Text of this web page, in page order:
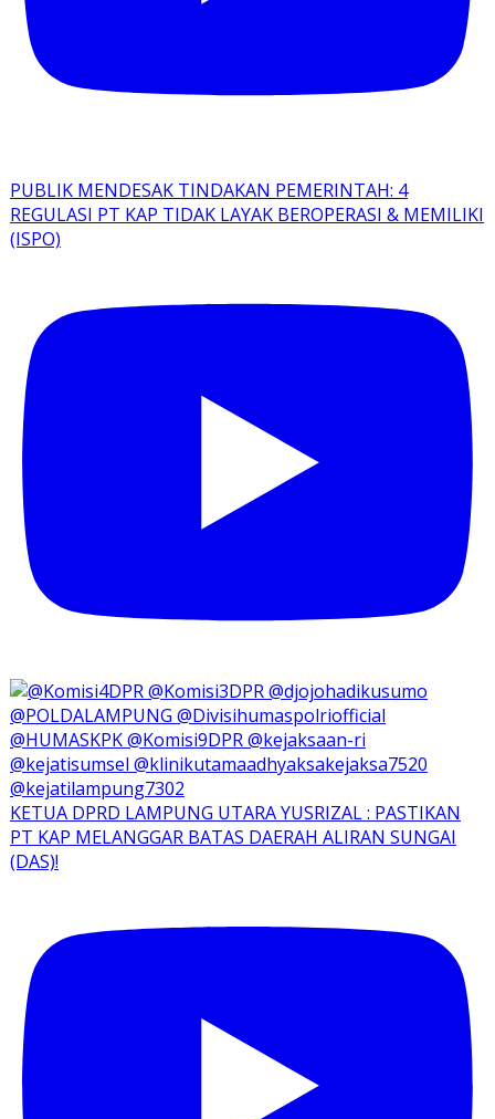
PUBLIK MENDESAK TINDAKAN PEMERINTAH: 4
REGULASI PT KAP TIDAK LAYAK BEROPERASI & MEMILIKI
(ISPO)
KETUA DPRD LAMPUNG UTARA YUSRIZAL : PASTIKAN
PT KAP MELANGGAR BATAS DAERAH ALIRAN SUNGAI
(DAS)!